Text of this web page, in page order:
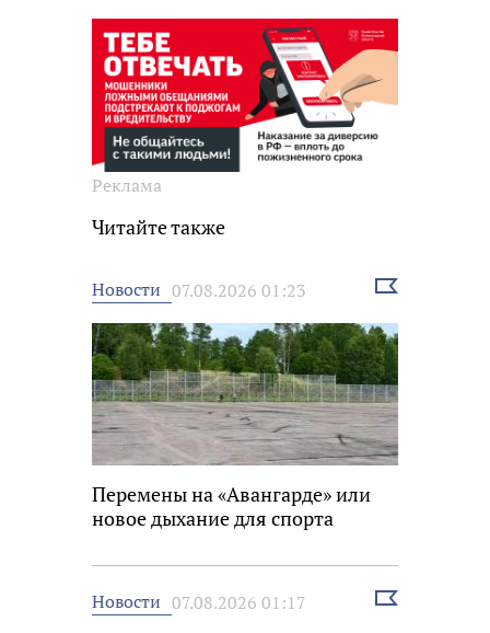
Реклама
Читайте также
Новости 07.08.2026 01:23
Выбрать
Перемены на «Авангарде» или
новое дыхание для спорта
Новости 07.08.2026 01:17
Выбрать